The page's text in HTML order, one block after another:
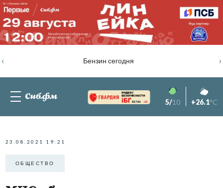
Бензин сегодня
‹ ›
82.76% -1.2 5/10 +26.1°C
23.08.2021 19:21
ОБЩЕСТВО